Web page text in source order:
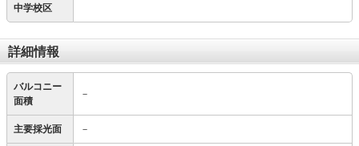
中学校区
詳細情報
バルコニー
面積
－
主要採光面 －